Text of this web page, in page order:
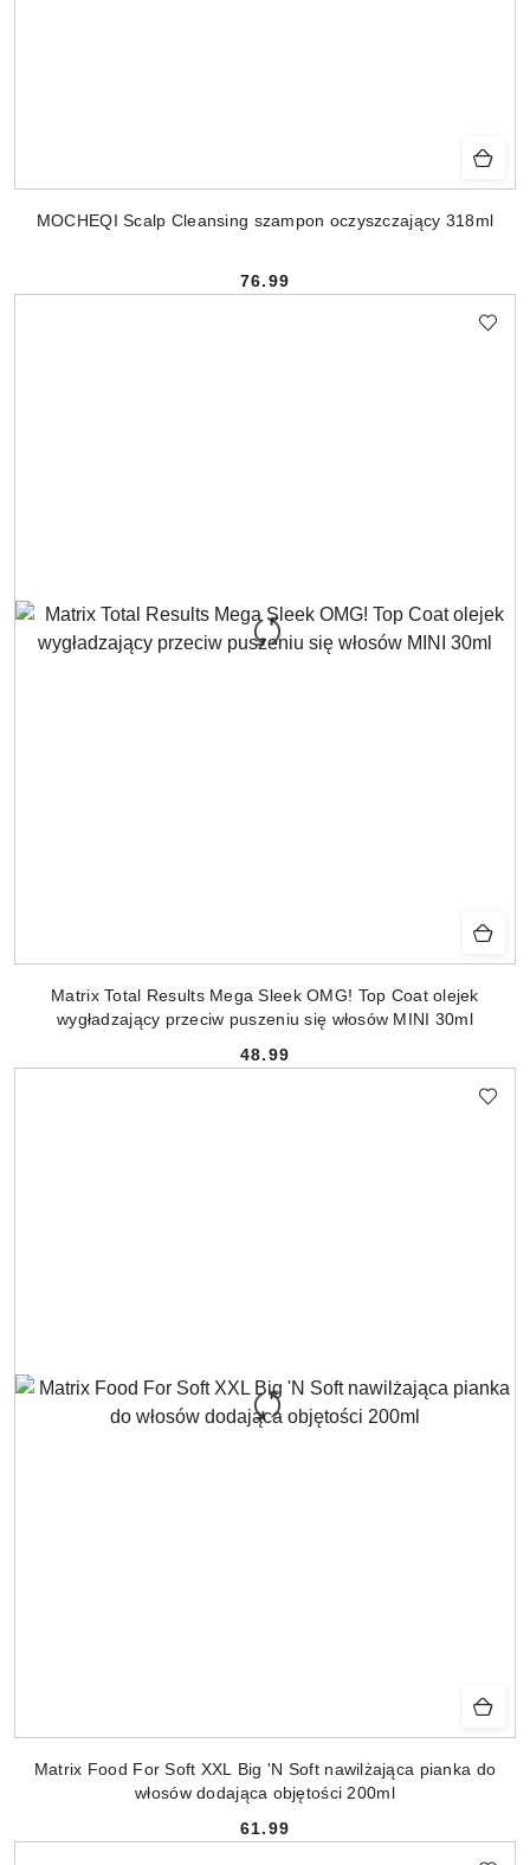
MOCHEQI Scalp Cleansing szampon oczyszczający 318ml
Cena:
76.99
Matrix Total Results Mega Sleek OMG! Top Coat olejek
wygładzający przeciw puszeniu się włosów MINI 30ml
Cena:
48.99
Matrix Food For Soft XXL Big 'N Soft nawilżająca pianka do
włosów dodająca objętości 200ml
Cena:
61.99